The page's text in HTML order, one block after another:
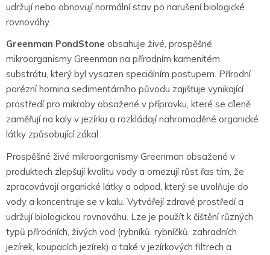
udržují nebo obnovují normální stav po narušení biologické
rovnováhy.
Greenman PondStone obsahuje živé, prospěšné
mikroorganismy Greenman na přírodním kamenitém
substrátu, který byl vysazen speciálním postupem. Přírodní
porézní hornina sedimentárního původu zajišťuje vynikající
prostředí pro mikroby obsažené v přípravku, které se cíleně
zaměřují na kaly v jezírku a rozkládají nahromaděné organické
látky způsobující zákal.
Prospěšné živé mikroorganismy Greenman obsažené v
produktech zlepšují kvalitu vody a omezují růst řas tím, že
zpracovávají organické látky a odpad, který se uvolňuje do
vody a koncentruje se v kalu. Vytvářejí zdravé prostředí a
udržují biologickou rovnováhu. Lze je použít k čištění různých
typů přírodních, živých vod (rybníků, rybníčků, zahradních
jezírek, koupacích jezírek) a také v jezírkových filtrech a